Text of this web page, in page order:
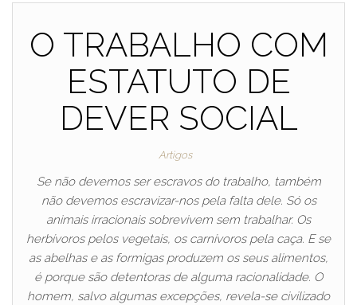
O TRABALHO COM
ESTATUTO DE
DEVER SOCIAL
Artigos
Se não devemos ser escravos do trabalho, também
não devemos escravizar-nos pela falta dele. Só os
animais irracionais sobrevivem sem trabalhar. Os
herbívoros pelos vegetais, os carnívoros pela caça. E se
as abelhas e as formigas produzem os seus alimentos,
é porque são detentoras de alguma racionalidade. O
homem, salvo algumas excepções, revela-se civilizado